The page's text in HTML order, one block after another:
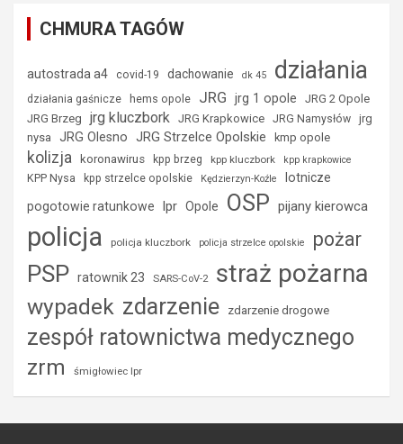
CHMURA TAGÓW
autostrada a4 covid-19 dachowanie dk 45 działania
działania gaśnicze hems opole JRG jrg 1 opole
JRG 2 Opole
JRG Brzeg
jrg kluczbork JRG Krapkowice JRG Namysłów
jrg
nysa
JRG Olesno JRG Strzelce Opolskie kmp opole
kolizja koronawirus kpp brzeg kpp kluczbork kpp krapkowice
KPP Nysa kpp strzelce opolskie Kędzierzyn-Koźle
lotnicze
pogotowie ratunkowe
lpr Opole OSP pijany kierowca
policja policja kluczbork policja strzelce opolskie pożar
PSP ratownik 23 SARS-CoV-2 straż pożarna
wypadek zdarzenie zdarzenie drogowe
zespół ratownictwa medycznego
zrm śmigłowiec lpr